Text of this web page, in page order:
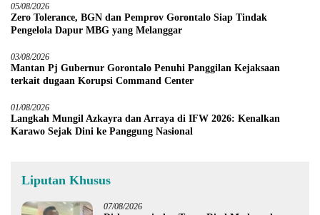
05/08/2026
Zero Tolerance, BGN dan Pemprov Gorontalo Siap Tindak
Pengelola Dapur MBG yang Melanggar
03/08/2026
Mantan Pj Gubernur Gorontalo Penuhi Panggilan Kejaksaan
terkait dugaan Korupsi Command Center
01/08/2026
Langkah Mungil Azkayra dan Arraya di IFW 2026: Kenalkan
Karawo Sejak Dini ke Panggung Nasional
Liputan Khusus
07/08/2026